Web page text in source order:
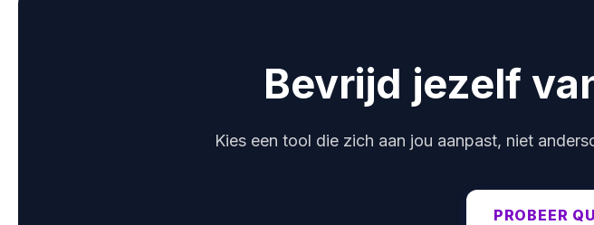
Bevrijd jezelf
Kies een tool die zich aan jou aanpast, niet
PROBEER